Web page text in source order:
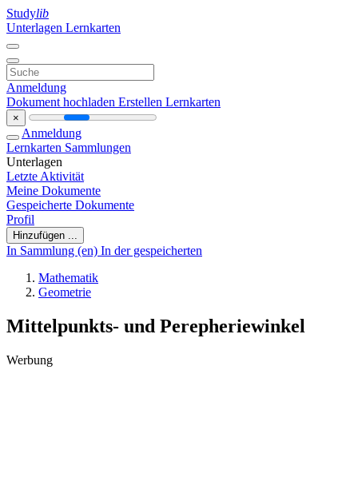
Studylib
Unterlagen Lernkarten
Anmeldung
Dokument hochladen Erstellen Lernkarten
×
Anmeldung
Lernkarten Sammlungen
Unterlagen
Letzte Aktivität
Meine Dokumente
Gespeicherte Dokumente
Profil
Hinzufügen ...
In Sammlung (en) In der gespeicherten
Mathematik
Geometrie
Mittelpunkts- und Perepheriewinkel
Werbung